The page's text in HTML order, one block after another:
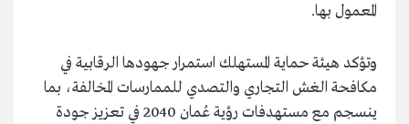
المعمول بها.
وتؤكد هيئة حماية المستهلك استمرار جهودها الرقابية في
مكافحة الغش التجاري والتصدي للممارسات المخالفة، بما
ينسجم مع مستهدفات رؤية عُمان 2040 في تعزيز جودة